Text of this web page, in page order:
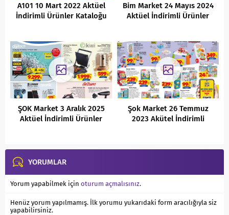
A101 10 Mart 2022 Aktüel
İndirimli Ürünler Kataloğu
Bim Market 24 Mayıs 2024
Aktüel İndirimli Ürünler
ŞOK Market 3 Aralık 2025
Aktüel İndirimli Ürünler
Şok Market 26 Temmuz
2023 Akütel İndirimli
YORUMLAR
Yorum yapabilmek için oturum açmalısınız.
Henüz yorum yapılmamış. İlk yorumu yukarıdaki form aracılığıyla siz
yapabilirsiniz.